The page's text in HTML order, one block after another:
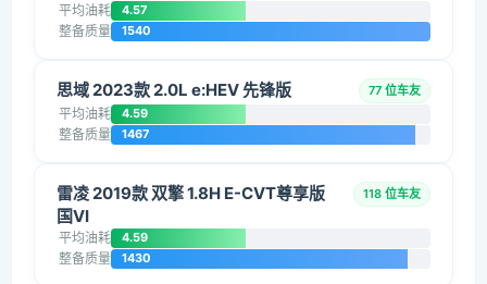
平均油耗 4.57
整备质量 1540
思域 2023款 2.0L e:HEV 先锋版 77 位车友
平均油耗 4.59
整备质量 1467
雷凌 2019款 双擎 1.8H E-CVT尊享版
国VI
118 位车友
平均油耗 4.59
整备质量 1430